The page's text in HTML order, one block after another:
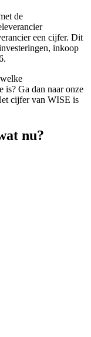
de
een cijfer. Dit
inkoop
is? Ga dan naar onze
cijfer van WISE is
nu?